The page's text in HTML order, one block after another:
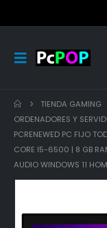
TIENDA GAMING
ORDENADORES Y
PCRENEWED PC FIJO
CORE I5-6500 | 8 GB
AUDIO WINDOWS 11